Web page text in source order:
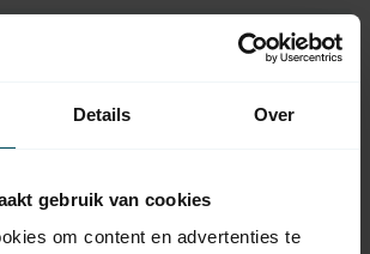
Details Over
gebruik van cookies
om content en advertenties te
bij het maken van een
op met een van onze medewerkers